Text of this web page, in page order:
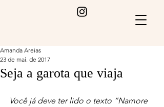
Seja a garota que viaja
Amanda Areias
23 de mai. de 2017
Você já deve ter lido o texto “Namore